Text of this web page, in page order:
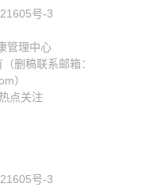
号-3
管理中心
删稿联系邮箱：
）
热点关注
号-3